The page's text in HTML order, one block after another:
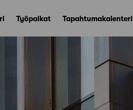
Työpaikat Tapahtumakalenteri